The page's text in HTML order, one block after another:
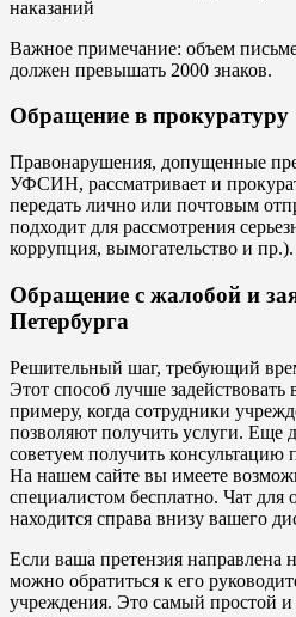
Важное примечание: объем
должен превышать 2000 знаков.
Обращение в прокуратуру
Правонарушения, допущенные
УФСИН, рассматривает и
передать лично или почтовым
подходит для рассмотрения
коррупция, вымогательство и пр.).
Обращение с жалобой и
Петербурга
Решительный шаг, требующий
Этот способ лучше
примеру, когда сотрудники
позволяют получить услуги. Еще
советуем получить консультацию
На нашем сайте вы имеете
специалистом бесплатно. Чат для
находится справа внизу вашего
Если ваша претензия направлена
можно обратиться к его
учреждения. Это самый простой